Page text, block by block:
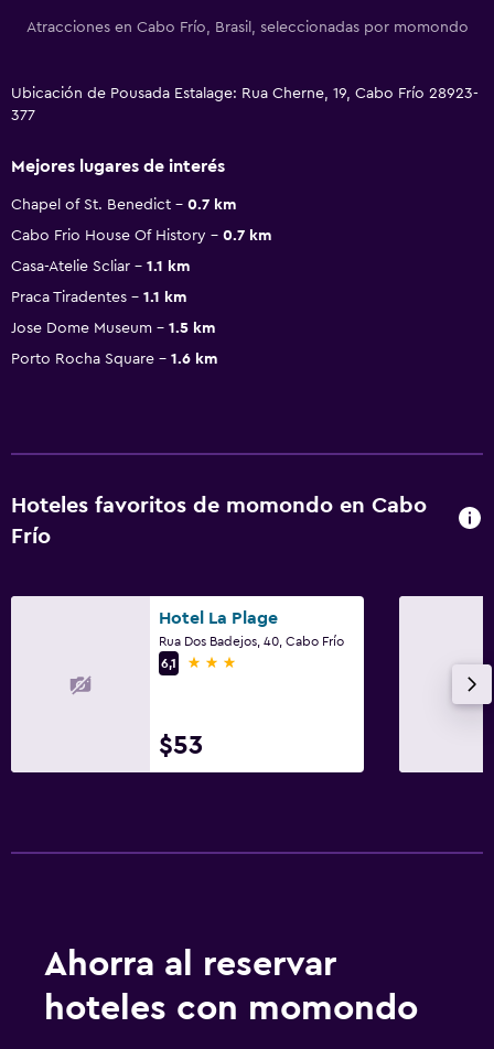
Atracciones en Cabo Frío, Brasil, seleccionadas por momondo
Ubicación de Pousada Estalage: Rua Cherne, 19, Cabo Frío 28923-
377
Mejores lugares de interés
Chapel of St. Benedict
0.7 km
Cabo Frio House Of History
0.7 km
Casa-Atelie Scliar
1.1 km
Praca Tiradentes
1.1 km
Jose Dome Museum
1.5 km
Porto Rocha Square
1.6 km
Hoteles favoritos de momondo en Cabo
Frío
Hotel La Plage
Rua Dos Badejos, 40, Cabo Frío
6,1
3 estrellas
$53
Ahorra al reservar
hoteles con momondo